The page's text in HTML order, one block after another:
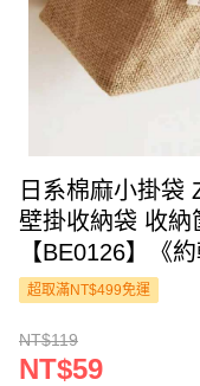
日系棉麻小掛袋
壁掛收納袋 收納
【BE0126】《
超取滿NT$499免運
NT$119
NT$59